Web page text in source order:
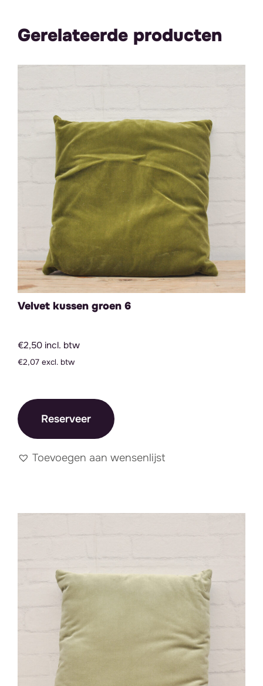
Gerelateerde producten
Velvet kussen groen 6
€2,50 incl. btw
€2,07 excl. btw
Reserveer
Toevoegen aan wensenlijst